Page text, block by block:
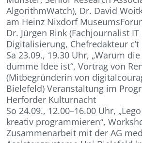
AlgorithmWatch), Dr. David
am Heinz Nixdorf
Dr. Jürgen Rink (Fachjournalist IT
Digitalisierung, Chefredakteur c’t
Sa 23.09., 19.30 Uhr, „Warum
dumme Idee ist“, Vortrag von
(Mitbegründerin von
Bielefeld) Veranstaltung im
Herforder Kulturnacht
So 24.09., 12.00–16.00 Uhr,
kreativ programmieren“,
Zusammenarbeit mit der AG